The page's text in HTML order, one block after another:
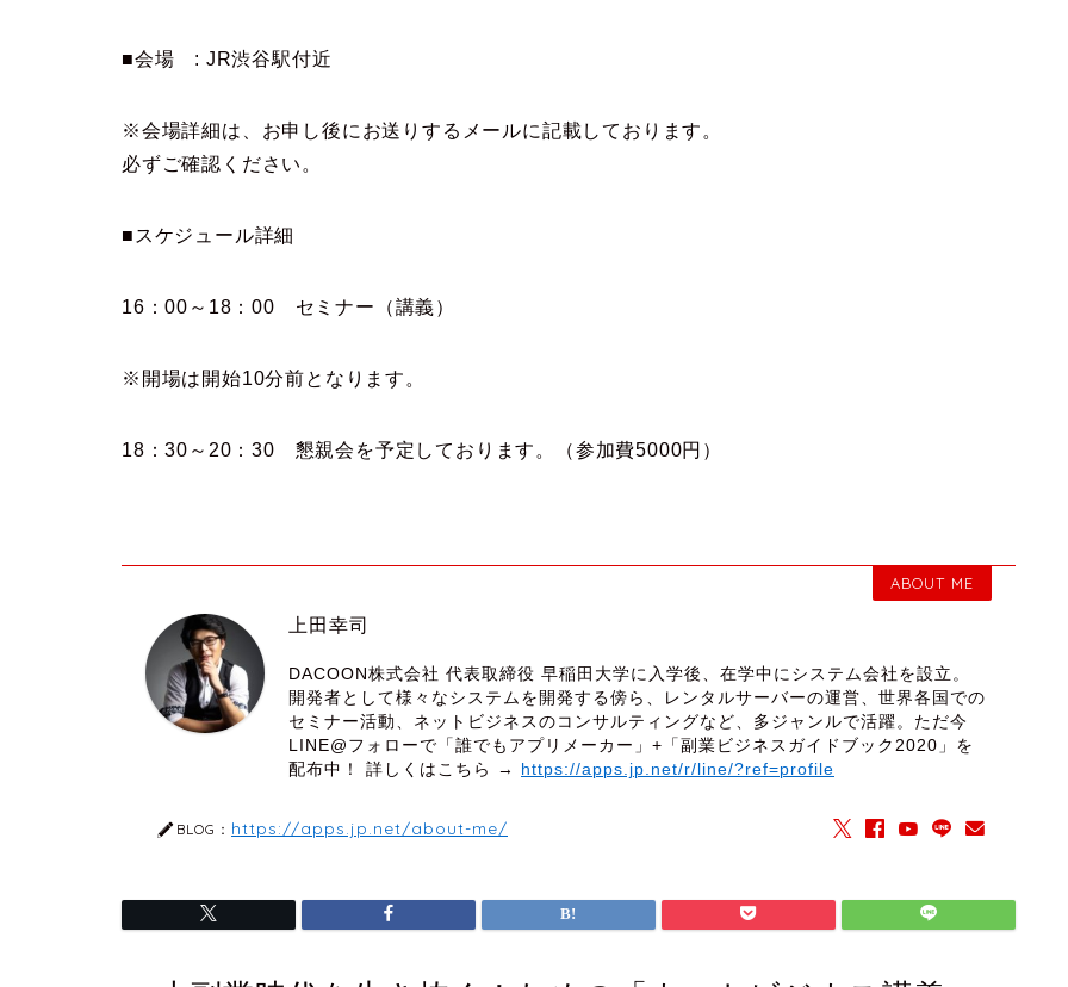
■会場 : JR渋谷駅付近
※会場詳細は、お申し後にお送りするメールに記載しております。
必ずご確認ください。
■スケジュール詳細
16：00～18：00 セミナー（講義）
※開場は開始10分前となります。
18：30～20：30 懇親会 を予定しております。（参加費5000円）
ABOUT ME
上田幸司
DACOON株式会社 代表取締役 早稲田大学に入学後、在学中にシステム会社を設立。
開発者として様々なシステムを開発する傍ら、レンタルサーバーの運営、世界各国での
セミナー活動、ネットビジネスのコンサルティングなど、多ジャンルで活躍。ただ今
LINE@フォローで「誰でもアプリメーカー」+「副業ビジネスガイドブック2020」を
配布中！ 詳しくはこちら →
https://apps.jp.net/r/line/?ref=profile
BLOG： https://apps.jp.net/about-me/